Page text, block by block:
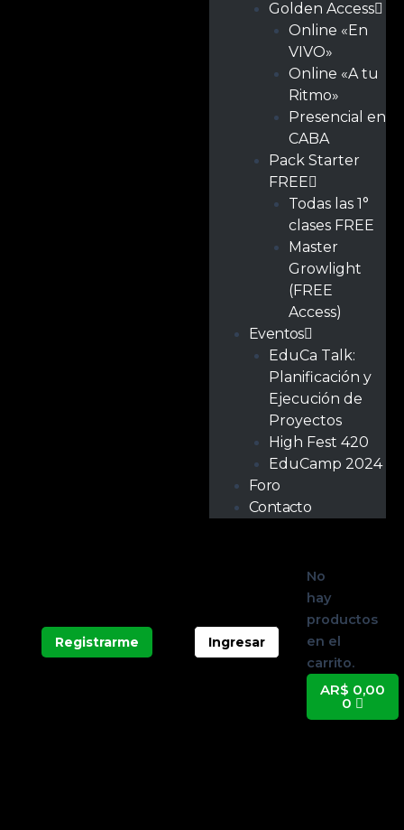
Golden Access
Online «En
VIVO»
Online «A tu
Ritmo»
Presencial en
CABA
Pack Starter
FREE
Todas las 1°
clases FREE
Master
Growlight
(FREE
Access)
Eventos
EduCa Talk:
Planificación y
Ejecución de
Proyectos
High Fest 420
EduCamp 2024
Foro
Contacto
Registrarme Ingresar
No
hay
productos
en el
carrito.
AR$ 0,00
0